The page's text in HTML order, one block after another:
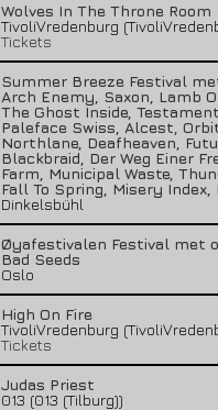
Wolves In The Throne Room
TivoliVredenburg
Tickets
Summer Breeze Festival
Arch Enemy, Saxon, Lamb
The Ghost Inside,
Paleface Swiss, Alcest,
Northlane, Deafheaven,
Blackbraid, Der Weg Einer
Farm, Municipal Waste,
Fall To Spring, Misery Index,
Dinkelsbühl
Øyafestivalen Festival met
Bad Seeds
Oslo
High On Fire
TivoliVredenburg
Tickets
Judas Priest
013 (013 (Tilburg))